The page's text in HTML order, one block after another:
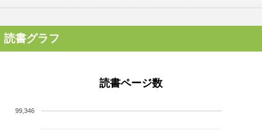
読書グラフ
読書ページ数
99,346